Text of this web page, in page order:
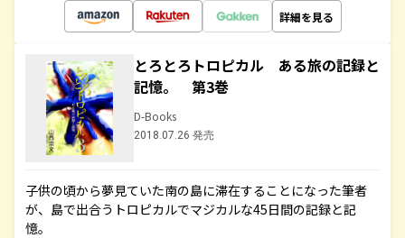
詳細を見る
とろとろトロピカル ある旅の記録と
記憶。 第3巻
D-Books
2018.07.26 発売
子供の頃から夢見ていた南の島に滞在することになった筆者
が、島で出合うトロピカルでマジカルな45日間の記録と記
憶。